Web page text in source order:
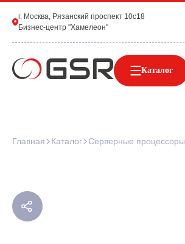
г. Москва, Рязанский проспект 10с18
Бизнес-центр "Хамелеон"
Каталог
Главная Каталог Серверные процессоры